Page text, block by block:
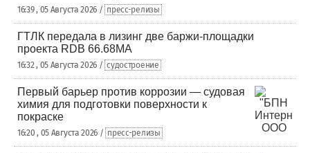
16:39 , 05 Августа 2026 / пресс-релизы
ГТЛК передала в лизинг две баржи-площадки
проекта RDB 66.68МА
16:32 , 05 Августа 2026 / судостроение
Первый барьер против коррозии — судовая
химия для подготовки поверхности к
покраске
16:20 , 05 Августа 2026 / пресс-релизы